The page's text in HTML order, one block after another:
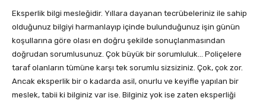
Eksperlik bilgi mesleğidir. Yıllara dayanan tecrübeleriniz ile sahip
olduğunuz bilgiyi harmanlayıp içinde bulunduğunuz işin günün
koşullarına göre olası en doğru şekilde sonuçlanmasından
doğrudan sorumlusunuz. Çok büyük bir sorumluluk… Poliçelere
taraf olanların tümüne karşı tek sorumlu sizsiziniz. Çok, çok zor.
Ancak eksperlik bir o kadarda asil, onurlu ve keyifle yapılan bir
meslek, tabii ki bilginiz var ise. Bilginiz yok ise zaten eksperliği